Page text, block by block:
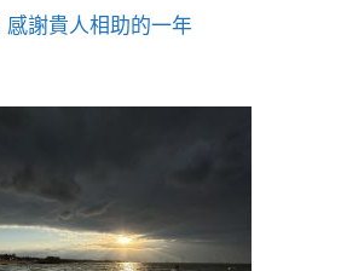
謝貴人相助的一年